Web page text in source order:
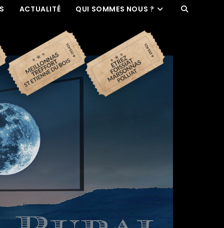
ACTUALITÉ QUI SOMMES NOUS ?